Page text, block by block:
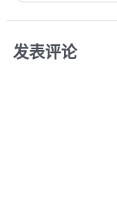
发表评论